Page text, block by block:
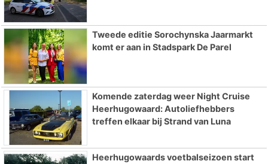
Tweede editie Sorochynska Jaarmarkt
komt er aan in Stadspark De Parel
Komende zaterdag weer Night Cruise
Heerhugowaard: Autoliefhebbers
treffen elkaar bij Strand van Luna
Heerhugowaards voetbalseizoen start